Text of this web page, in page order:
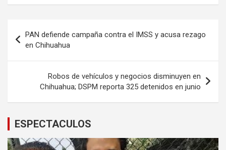
de
entradas
PAN defiende campaña contra el IMSS y acusa rezago
en Chihuahua
Robos de vehículos y negocios disminuyen en
Chihuahua; DSPM reporta 325 detenidos en junio
ESPECTACULOS